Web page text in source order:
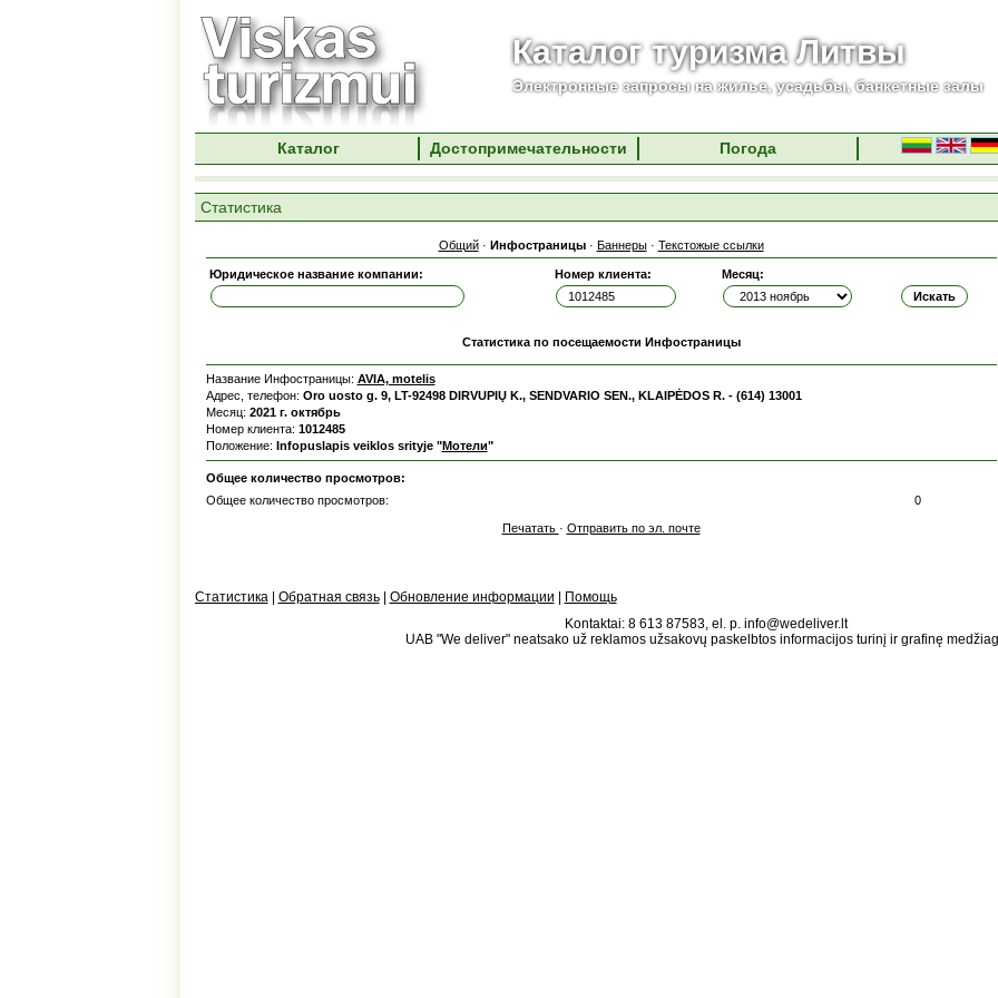
Каталог туризма Литвы
Электронные запросы на жилье, усадьбы, банкетные залы
Каталог Достопримечательности Погода
Статистика
Общий· Инфостраницы· Баннеры· Текстожые ссылки
Юридическое название компании: Номер клиента: Месяц:
Статистика по посещаемости Инфостраницы
Название Инфостраницы: AVIA, motelis
Адрес, телефон: Oro uosto g. 9, LT-92498 DIRVUPIŲ K., SENDVARIO SEN., KLAIPĖDOS R. - (614) 13001
Месяц: 2021 г. октябрь
Номер клиента: 1012485
Положение: Infopuslapis veiklos srityje "Мотели"
Общее количество просмотров:
Общее количество просмотров:
0
Печатать · Отправить по эл. почте
Статистика Обратная связь| Обновление информации
Помощь
Kontaktai: 8 613 87583, el. p. info@wedeliver.lt
UAB "We deliver" neatsako už reklamos užsakovų paskelbtos informacijos turinį ir grafinę